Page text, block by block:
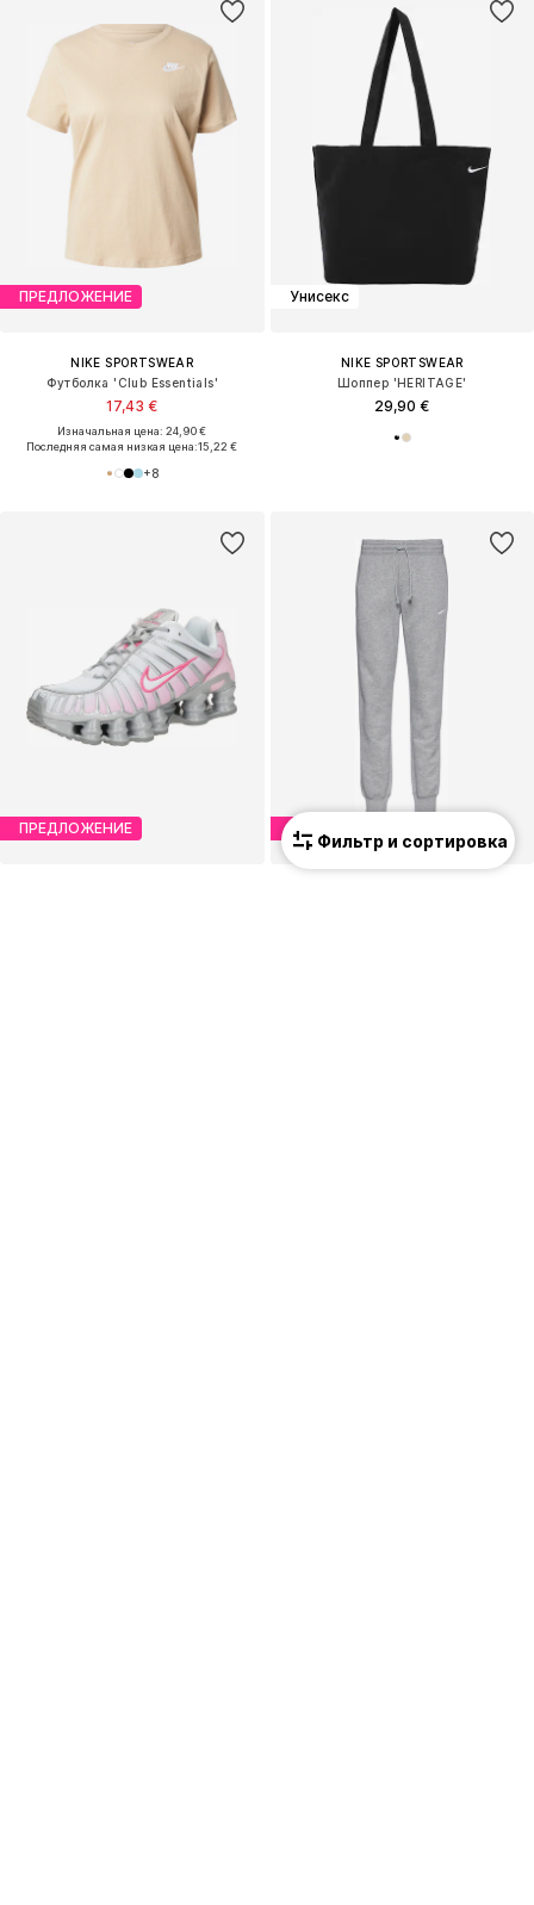
ПРЕДЛОЖЕНИЕ
NIKE SPORTSWEAR
Футболка 'Club Essentials'
17,43 €
Изначальная цена: 24,90 €
Последняя самая низкая цена:15,22 €
+8
Унисекс
NIKE SPORTSWEAR
Шоппер 'HERITAGE'
29,90 €
ПРЕДЛОЖЕНИЕ ПРЕДЛОЖЕНИЕ
Фильтр и сортировка